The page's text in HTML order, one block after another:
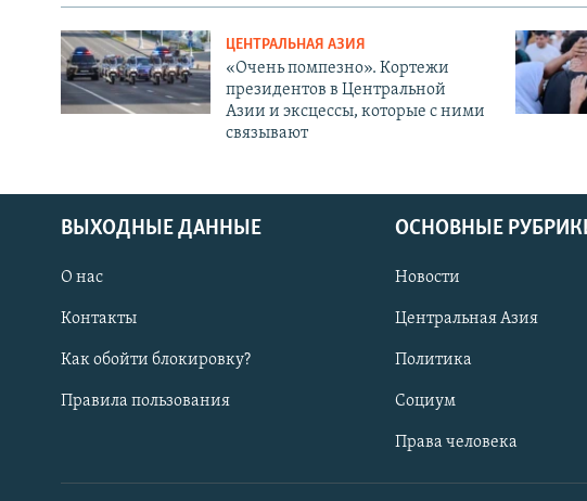
ЦЕНТРАЛЬНАЯ АЗИЯ
«Очень помпезно». Кортежи
президентов в Центральной
Азии и эксцессы, которые с ними
связывают
ВЫХОДНЫЕ ДАННЫЕ
О нас
Контакты
Как обойти блокировку?
Правила пользования
ОСНОВНЫЕ
Новости
Центральная Азия
Политика
Социум
Права человека